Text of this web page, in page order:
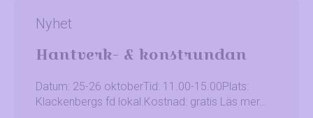
Nyhet
Hantverk- & konstrundan
Datum: 25-26 oktoberTid: 11.00-15.00Plats:
Klackenbergs fd lokal.Kostnad: gratis Läs mer…